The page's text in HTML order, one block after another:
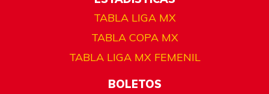
TABLA LIGA MX
TABLA COPA MX
TABLA LIGA MX FEMENIL
BOLETOS